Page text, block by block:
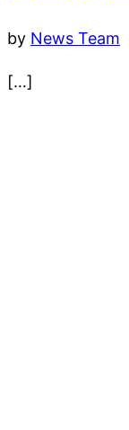
by News Team
[…]